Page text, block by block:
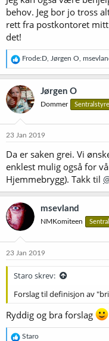
behov. Jeg bor jo tross
rett fra postkontoret mitt
det!
R
e
a
k
s
j
o
e
:
Frode:D Jørgen O
Jørgen O
Dommer Sentralstyre
23 Jan 2019
Da er saken grei. Vi
enklest mulig også for
Hjemmebrygg). Takk til
msevland
NMKomiteen
23 Jan 2019
Staro skrev:
Forslag til definisjon av
Ryddig og bra forslag
R
Staro